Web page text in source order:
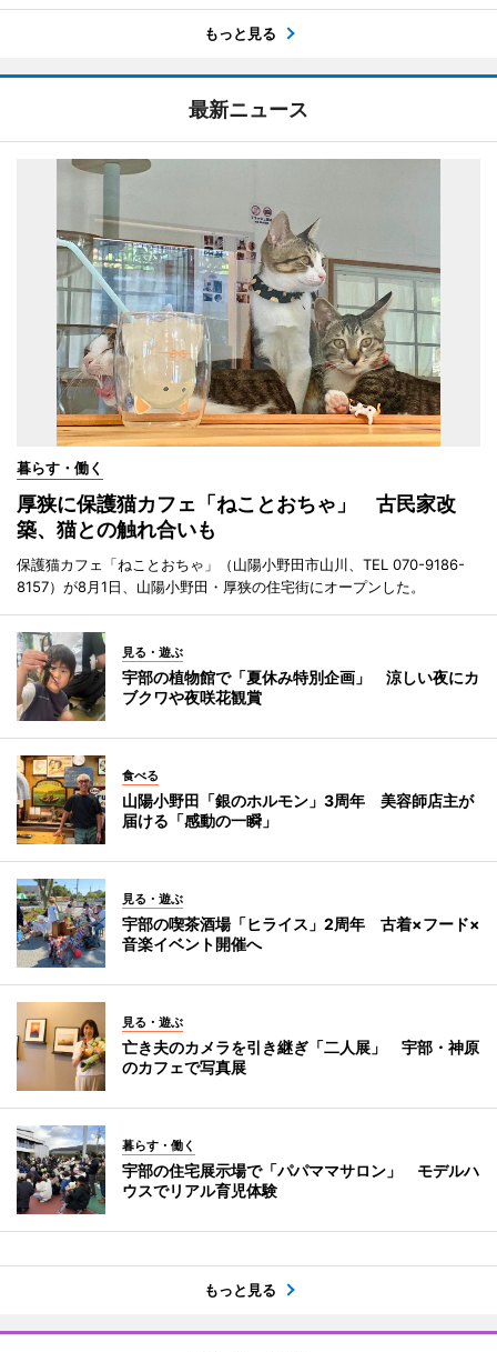
もっと見る
最新ニュース
暮らす・働く
厚狭に保護猫カフェ「ねことおちゃ」 古民家改
築、猫との触れ合いも
保護猫カフェ「ねことおちゃ」（山陽小野田市山川、TEL 070-9186-
8157）が8月1日、山陽小野田・厚狭の住宅街にオープンした。
見る・遊ぶ
宇部の植物館で「夏休み特別企画」 涼しい夜にカ
ブクワや夜咲花観賞
食べる
山陽小野田「銀のホルモン」3周年 美容師店主が
届ける「感動の一瞬」
見る・遊ぶ
宇部の喫茶酒場「ヒライス」2周年 古着×フード×
音楽イベント開催へ
見る・遊ぶ
亡き夫のカメラを引き継ぎ「二人展」 宇部・神原
のカフェで写真展
暮らす・働く
宇部の住宅展示場で「パパママサロン」 モデルハ
ウスでリアル育児体験
もっと見る